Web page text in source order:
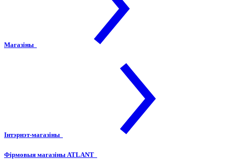
Магазіны
Інтэрнэт-магазіны
Фірмовыя магазіны ATLANT